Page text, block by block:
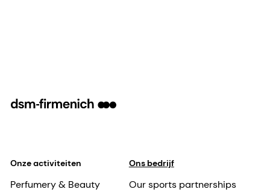
Onze activiteiten
Perfumery & Beauty
Ons bedrijf
Our sports partnerships